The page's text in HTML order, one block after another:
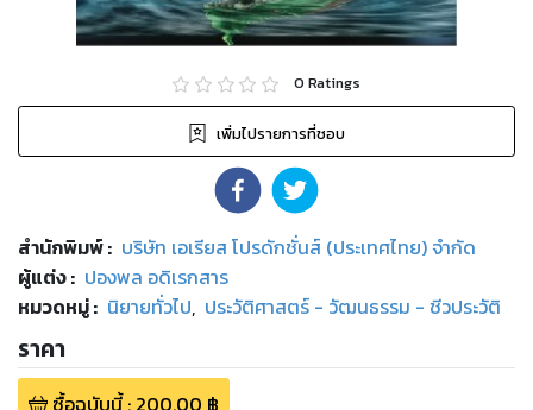
0 Ratings
เพิ่มไปรายการที่ชอบ
สำนักพิมพ์: บริษัท เอเรียส โปรดักชั่นส์ (ประเทศไทย) จำกัด
ผู้แต่ง : ปองพล อดิเรกสาร
หมวดหมู่: นิยายทั่วไป, ประวัติศาสตร์ - วัฒนธรรม - ชีวประวัติ
ราคา